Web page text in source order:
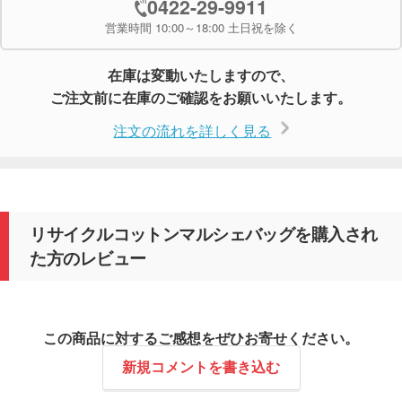
0422-29-9911
営業時間 10:00～18:00 土日祝を除く
在庫は変動いたしますので、
ご注文前に在庫のご確認をお願いいたします。
注文の流れを詳しく見る
リサイクルコットンマルシェバッグを購入され
た方のレビュー
この商品に対するご感想をぜひお寄せください。
新規コメントを書き込む